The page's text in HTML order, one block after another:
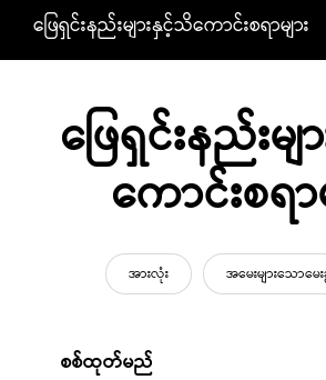
ဖြေရှင်းနည်းများနှင့်သိကောင်းစရာများ
ဖြေရှင်းနည်းမ
ကောင်းစရာ
အားလုံး အမေးများသောမေး
စစ်ထုတ်မည်